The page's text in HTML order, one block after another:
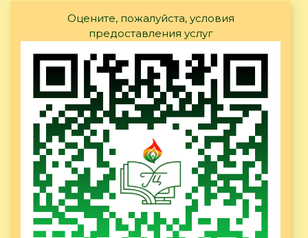
Оцените, пожалуйста, условия
предоставления услуг